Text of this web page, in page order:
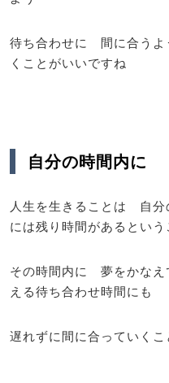
待ち合わせに 間に合う
くことがいいですね
自分の時間内に
人生を生きることは 自
には残り時間があるという
その時間内に 夢をかな
える待ち合わせ時間にも
遅れずに間に合っていくこ